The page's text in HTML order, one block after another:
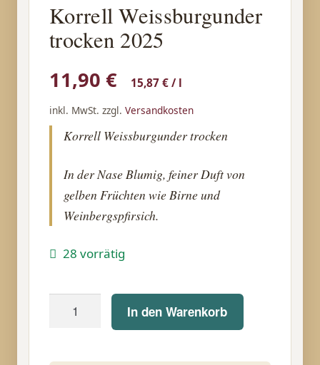
Korrell Weissburgunder
trocken 2025
11,90€ 15,87€ / l
inkl. MwSt. zzgl.Versandkosten
Korrell Weissburgunder trocken
In der Nase Blumig, feiner Duft von
gelben Früchten wie Birne und
Weinbergspfirsich.
28 vorrätig
Weissburgunder
In den Warenkorb